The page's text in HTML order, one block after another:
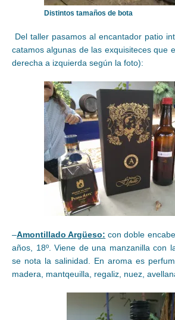
Distintos tamaños de bota
Del taller pasamos al encantador patio
catamos algunas de las exquisiteces que
derecha a izquierda según la foto):
–Amontillado Argüeso: con doble
años, 18º. Viene de una manzanilla con
se nota la salinidad. En aroma es
madera, mantqeuilla, regaliz, nuez,